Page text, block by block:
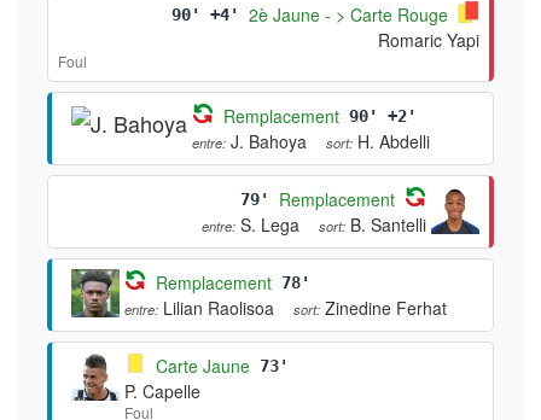
90' +4'
2è Jaune - > Carte Rouge
Romaric Yapi
Foul
Remplacement 90' +2'
entre: J. Bahoya sort: H. Abdelli
79' Remplacement
entre: S. Lega sort: B. Santelli
Remplacement 78'
entre: Lilian Raolisoa sort: Zinedine Ferhat
Carte Jaune 73'
P. Capelle
Foul